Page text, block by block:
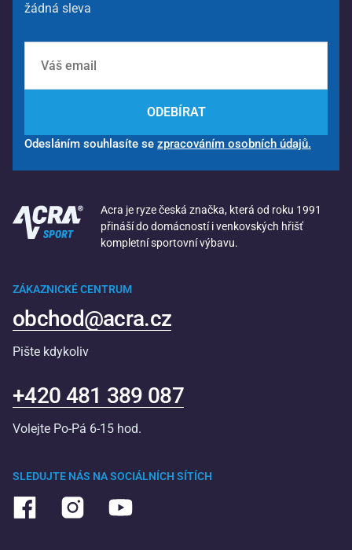
žádná sleva
ODEBÍRAT
Odesláním souhlasíte se zpracováním osobních údajů.
Acra je ryze česká značka, která od roku 1991
přináší do domácností i venkovských hřišť
kompletní sportovní výbavu.
SLEDUJTE NÁS NA SOCIÁLNÍCH SÍTÍCH
ZÁKAZNICKÉ CENTRUM
obchod@acra.cz
Pište kdykoliv
+420 481 389 087
Volejte Po-Pá 6-15 hod.